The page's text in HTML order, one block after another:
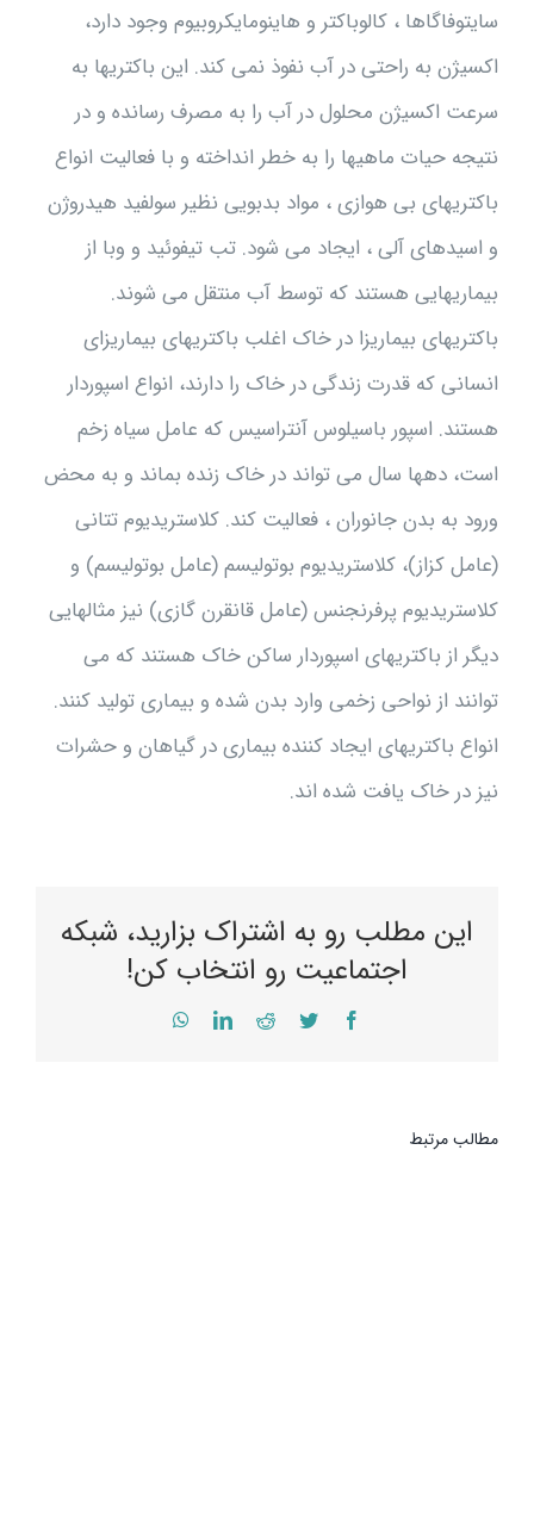
سایتوفاگاها ، کالوباکتر و هاینومایکروبیوم وجود دارد،
اکسیژن به راحتی در آب نفوذ نمی کند. این باکتریها به
سرعت اکسیژن محلول در آب را به مصرف رسانده و در
نتیجه حیات ماهیها را به خطر انداخته و با فعالیت انواع
باکتریهای بی هوازی ، مواد بدبویی نظیر سولفید هیدروژن
و اسیدهای آلی ، ایجاد می شود. تب تیفوئید و وبا از
بیماریهایی هستند که توسط آب منتقل می شوند.
باکتریهای بیماریزا در خاک اغلب باکتریهای بیماریزای
انسانی که قدرت زندگی در خاک را دارند، انواع اسپوردار
هستند. اسپور باسیلوس آنتراسیس که عامل سیاه زخم
است، دهها سال می تواند در خاک زنده بماند و به محض
ورود به بدن جانوران ، فعالیت کند. کلاستریدیوم تتانی
(عامل کزاز)، کلاستریدیوم بوتولیسم (عامل بوتولیسم) و
کلاستریدیوم پرفرنجنس (عامل قانقرن گازی) نیز مثالهایی
دیگر از باکتریهای اسپوردار ساکن خاک هستند که می
توانند از نواحی زخمی وارد بدن شده و بیماری تولید کنند.
انواع باکتریهای ایجاد کننده بیماری در گیاهان و حشرات
نیز در خاک یافت شده اند.
این مطلب رو به اشتراک بزارید، شبکه
اجتماعیت رو انتخاب کن!
Facebook
Twitter
Reddit
LinkedIn
WhatsApp
مطالب مرتبط